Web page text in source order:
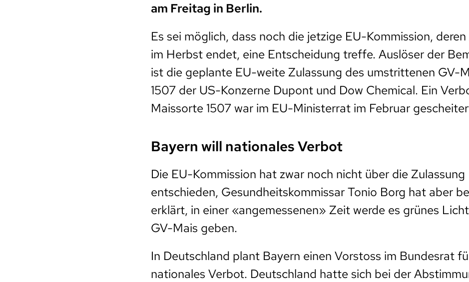
am Freitag in Berlin.
Es sei möglich, dass noch die jetzige EU-Kommission,
im Herbst endet, eine Entscheidung treffe. Auslöser der
ist die geplante EU-weite Zulassung des umstrittenen GV-
1507 der US-Konzerne Dupont und Dow Chemical. Ein
Maissorte 1507 war im EU-Ministerrat im Februar
Bayern will nationales Verbot
Die EU-Kommission hat zwar noch nicht über die Zulassung
entschieden, Gesundheitskommissar Tonio Borg hat aber
erklärt, in einer «angemessenen» Zeit werde es grünes
GV-Mais geben.
In Deutschland plant Bayern einen Vorstoss im Bundesrat
nationales Verbot. Deutschland hatte sich bei der